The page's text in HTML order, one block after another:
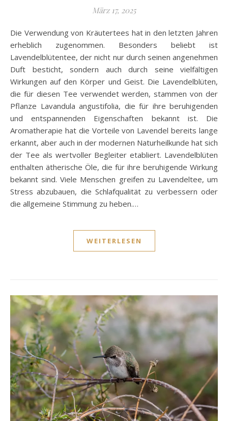
März 17, 2025
Die Verwendung von Kräutertees hat in den letzten Jahren
erheblich zugenommen. Besonders beliebt ist
Lavendelblütentee, der nicht nur durch seinen angenehmen
Duft besticht, sondern auch durch seine vielfältigen
Wirkungen auf den Körper und Geist. Die Lavendelblüten,
die für diesen Tee verwendet werden, stammen von der
Pflanze Lavandula angustifolia, die für ihre beruhigenden
und entspannenden Eigenschaften bekannt ist. Die
Aromatherapie hat die Vorteile von Lavendel bereits lange
erkannt, aber auch in der modernen Naturheilkunde hat sich
der Tee als wertvoller Begleiter etabliert. Lavendelblüten
enthalten ätherische Öle, die für ihre beruhigende Wirkung
bekannt sind. Viele Menschen greifen zu Lavendeltee, um
Stress abzubauen, die Schlafqualität zu verbessern oder
die allgemeine Stimmung zu heben.…
WEITERLESEN